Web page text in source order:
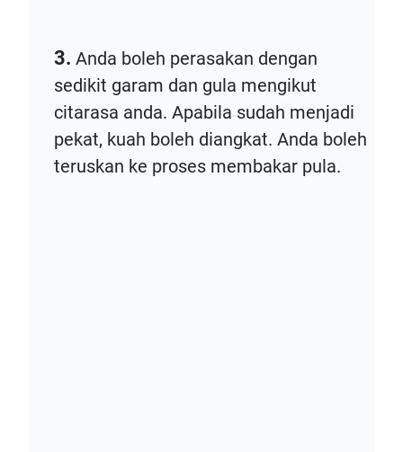
3. Anda boleh perasakan dengan
sedikit garam dan gula mengikut
citarasa anda. Apabila sudah menjadi
pekat, kuah boleh diangkat. Anda boleh
teruskan ke proses membakar pula.